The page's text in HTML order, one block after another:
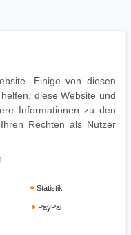
Einige von diesen
diese Website und
Informationen zu den
Rechten als Nutzer
Statistik
PayPal